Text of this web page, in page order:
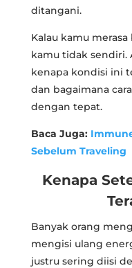
ditangani.
Kalau kamu
kamu tidak sendiri.
kenapa kondisi ini
dan bagaimana
dengan tepat.
Baca Juga:
Sebelum Traveling
Kenapa
Banyak orang
mengisi ulang
justru sering diisi